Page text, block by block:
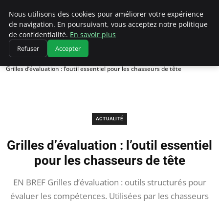
Chasseur De Tête
Accueil
Actualité
Grilles d’évaluation : l’outil essentiel pour les chasseurs de tête
ACTUALITÉ
Grilles d’évaluation : l’outil essentiel
pour les chasseurs de tête
EN BREF Grilles d’évaluation : outils structurés pour
évaluer les compétences. Utilisées par les chasseurs
Nous utilisons des cookies pour améliorer votre expérience
de navigation. En poursuivant, vous acceptez notre politique
de confidentialité. En savoir plus
Refuser Accepter